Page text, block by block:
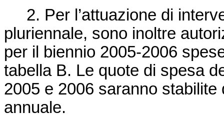
2. Per l’attuazione di
pluriennale, sono inoltre
per il biennio 2005-2006
tabella B. Le quote di spesa
2005 e 2006 saranno
annuale.